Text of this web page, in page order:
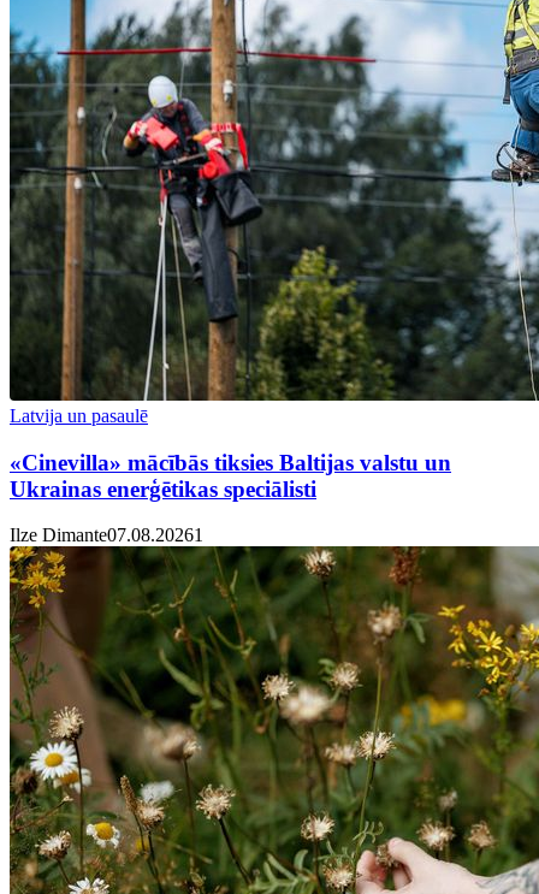
Latvija un pasaulē
«Cinevilla» mācībās tiksies Baltijas valstu un
Ukrainas enerģētikas speciālisti
Ilze Dimante07.08.20261